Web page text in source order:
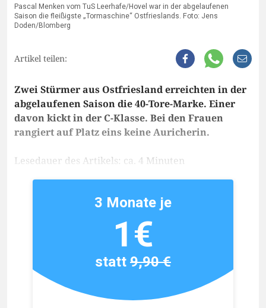
Pascal Menken vom TuS Leerhafe/Hovel war in der abgelaufenen
Saison die fleißigste „Tormaschine“ Ostfrieslands. Foto: Jens
Doden/Blomberg
Artikel teilen:
Zwei Stürmer aus Ostfriesland erreichten in der
abgelaufenen Saison die 40-Tore-Marke. Einer
davon kickt in der C-Klasse. Bei den Frauen
rangiert auf Platz eins keine Auricherin.
Lesedauer des Artikels: ca. 4 Minuten
3 Monate je
1€
statt9,90 €